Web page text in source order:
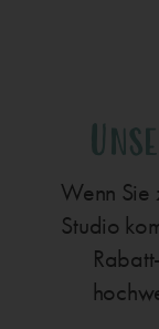
Wenn Sie
Studio